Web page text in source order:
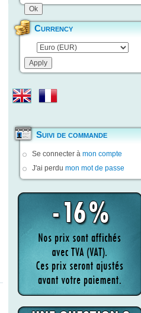
Currency
Suivi de commande
Se connecter à mon compte
J'ai perdu mon mot de passe